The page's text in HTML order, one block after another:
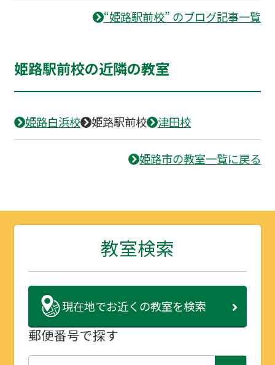
“姫路駅前校” のブログ記事一覧
姫路駅前校の近隣の教室
姫路白浜校 姫路駅前校 津田校
姫路市の教室一覧に戻る
教室検索
現在地でお近くの教室を検索
郵便番号で探す